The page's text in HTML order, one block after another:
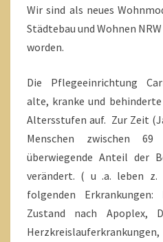
Wir sind als neues
Städtebau und Wohnen
worden.
Die Pflegeeinrichtung
alte, kranke und behinderte
Altersstufen auf. Zur Zeit
Menschen zwischen
überwiegende Anteil der
verändert. ( u .a. leben z.
folgenden Erkrankungen:
Zustand nach Apoplex,